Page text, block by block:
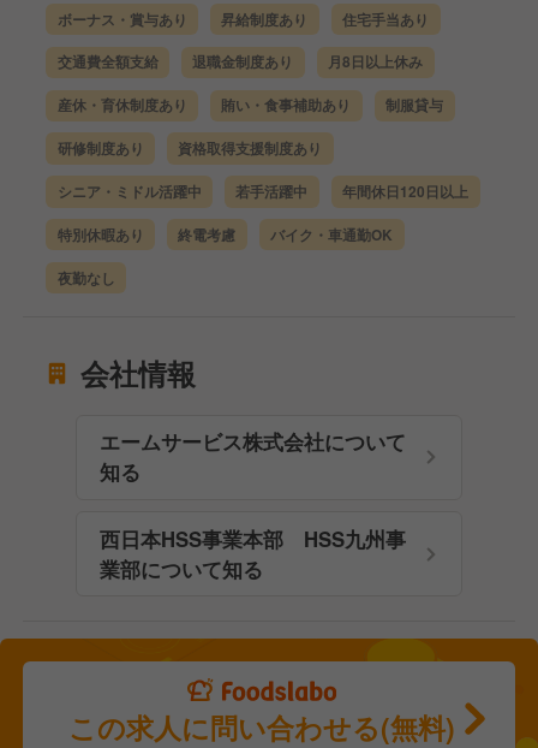
ボーナス・賞与あり 昇給制度あり 住宅手当あり
交通費全額支給 退職金制度あり 月8日以上休み
産休・育休制度あり 賄い・食事補助あり 制服貸与
研修制度あり 資格取得支援制度あり
シニア・ミドル活躍中 若手活躍中 年間休日120日以上
特別休暇あり 終電考慮 バイク・車通勤OK
夜勤なし
会社情報
エームサービス株式会社について
知る
西日本HSS事業本部 HSS九州事
業部について知る
この求人に問い合わせる(無料)